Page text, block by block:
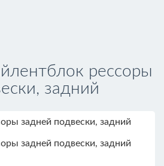
рессоры
задний